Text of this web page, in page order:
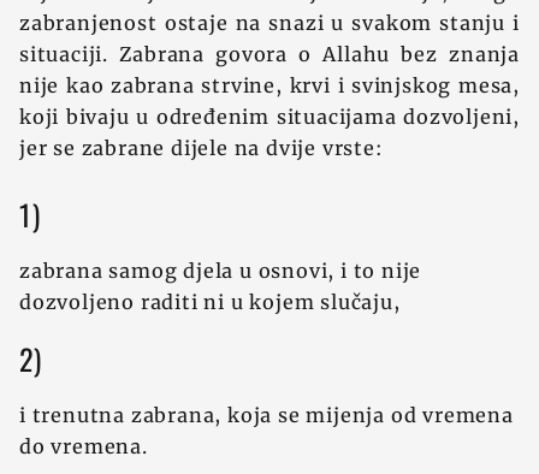
zabranjenost ostaje na snazi u svakom stanju i
situaciji. Zabrana govora o Allahu bez znanja
nije kao zabrana strvine, krvi i svinjskog mesa,
koji bivaju u određenim situacijama dozvoljeni,
jer se zabrane dijele na dvije vrste:
1)
zabrana samog djela u osnovi, i to nije
dozvoljeno raditi ni u kojem slučaju,
2)
i trenutna zabrana, koja se mijenja od vremena
do vremena.